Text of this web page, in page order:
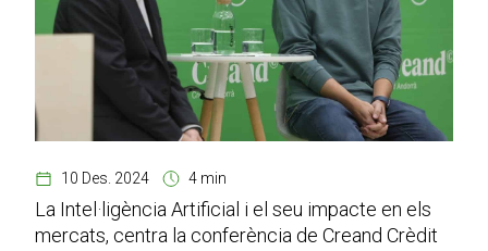
10 Des. 2024 4 min
La Intel·ligència Artificial i el seu impacte en els
mercats, centra la conferència de Creand Crèdit